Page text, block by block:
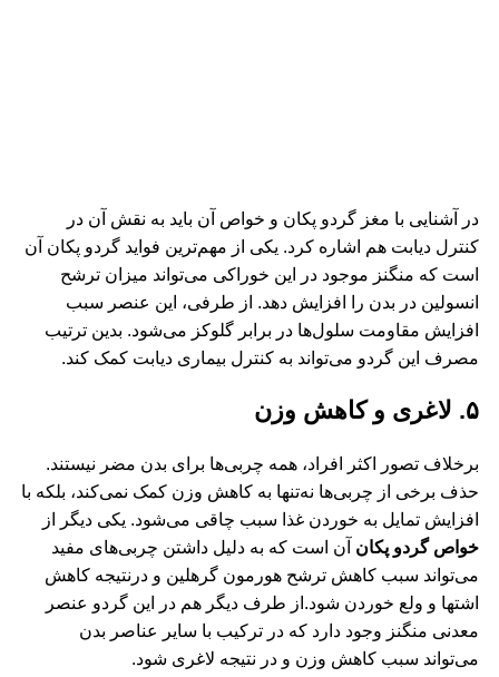
در آشنایی با مغز گردو پکان و خواص آن باید به نقش آن در
کنترل دیابت هم اشاره کرد. یکی از مهم‌ترین فواید گردو پکان آن
است که منگنز موجود در این خوراکی می‌تواند میزان ترشح
انسولین در بدن را افزایش دهد. از طرفی، این عنصر سبب
افزایش مقاومت سلول‌ها در برابر گلوکز می‌شود. بدین ترتیب
مصرف این گردو می‌تواند به کنترل بیماری دیابت کمک کند.
۵. لاغری و کاهش وزن
برخلاف تصور اکثر افراد، همه چربی‌ها برای بدن مضر نیستند.
حذف برخی از چربی‌ها نه‌تنها به کاهش وزن کمک نمی‌کند، بلکه با
افزایش تمایل به خوردن غذا سبب چاقی می‌شود. یکی دیگر از
خواص گردو پکان آن است که به دلیل داشتن چربی‌های مفید
می‌تواند سبب کاهش ترشح هورمون گرهلین و درنتیجه کاهش
اشتها و ولع خوردن شود.از طرف دیگر هم در این گردو عنصر
معدنی منگنز وجود دارد که در ترکیب با سایر عناصر بدن
می‌تواند سبب کاهش وزن و در نتیجه لاغری شود.